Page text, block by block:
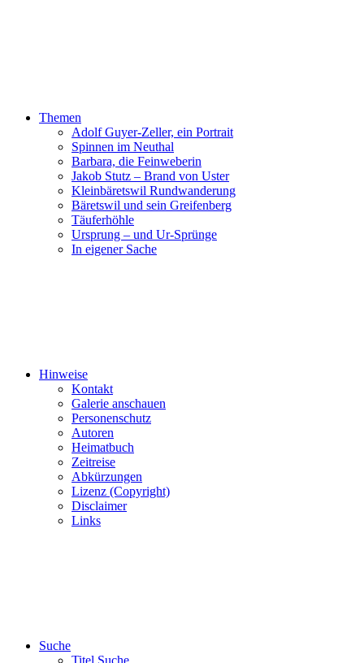
Themen
Adolf Guyer-Zeller, ein Portrait
Spinnen im Neuthal
Barbara, die Feinweberin
Jakob Stutz – Brand von Uster
Kleinbäretswil Rundwanderung
Bäretswil und sein Greifenberg
Täuferhöhle
Ursprung – und Ur-Sprünge
In eigener Sache
Hinweise
Kontakt
Galerie anschauen
Personenschutz
Autoren
Heimatbuch
Zeitreise
Abkürzungen
Lizenz (Copyright)
Disclaimer
Links
Suche
Titel Suche